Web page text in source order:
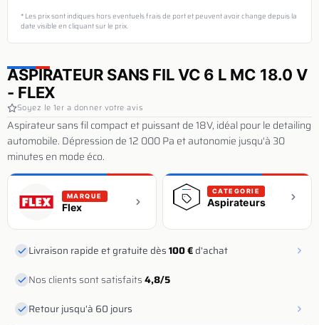
* Les prix sont indiques hors eventuels frais de port et peuvent avoir change depuis la
date visible en cliquant sur le prix.
ASPIRATEUR SANS FIL VC 6 L MC 18.0 V
- FLEX
Soyez le 1er a donner votre avis
Aspirateur sans fil compact et puissant de 18V, idéal pour le detailing
automobile. Dépression de 12 000 Pa et autonomie jusqu'à 30
minutes en mode éco.
MARQUE
Flex
CATEGORIE
Aspirateurs
Livraison rapide et gratuite dès100 €d'achat
Nos clients sont satisfaits4,8/5
Retour jusqu'à 60 jours